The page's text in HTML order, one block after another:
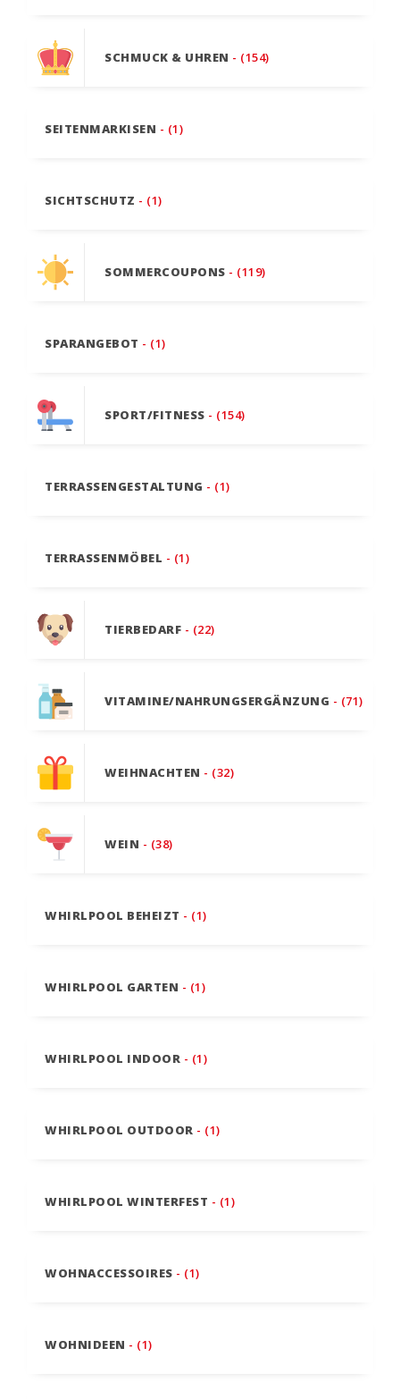
SCHMUCK & UHREN - (154)
SEITENMARKISEN - (1)
SICHTSCHUTZ - (1)
SOMMERCOUPONS - (119)
SPARANGEBOT - (1)
SPORT/FITNESS - (154)
TERRASSENGESTALTUNG - (1)
TERRASSENMÖBEL - (1)
TIERBEDARF - (22)
VITAMINE/NAHRUNGSERGÄNZUNG - (71)
WEIHNACHTEN - (32)
WEIN - (38)
WHIRLPOOL BEHEIZT - (1)
WHIRLPOOL GARTEN - (1)
WHIRLPOOL INDOOR - (1)
WHIRLPOOL OUTDOOR - (1)
WHIRLPOOL WINTERFEST - (1)
WOHNACCESSOIRES - (1)
WOHNIDEEN - (1)